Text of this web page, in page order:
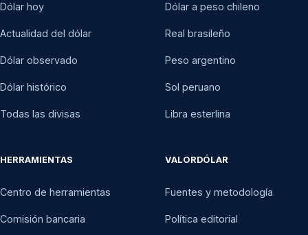
Dólar hoy
Actualidad del dólar
Dólar observado
Dólar histórico
Todas las divisas
Dólar a peso chileno
Real brasileño
Peso argentino
Sol peruano
Libra esterlina
HERRAMIENTAS
Centro de herramientas
Comisión bancaria
VALORDÓLAR
Fuentes y metodología
Política editorial